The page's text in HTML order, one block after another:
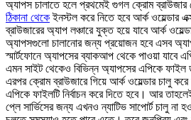
অ্যাপস চালাতে হলে প্রথমেই গুগল ক্রোম ব্রাউজার
ঠিকানা থেকেইনস্টল করে নিতে হবে আর্ক ওয়েল্ডার
ব্রাউজারের অ্যাপ লঞ্চারে যুক্ত হয়ে যাবে আর্ক
অ্যাপসগুলো চালানোর জন্য প্রয়োজন হবে এসব
স্মার্টফোনে অ্যাপসের ব্যাকআপ থেকে পাওয়া যাবে
এমন সাইট থেকেও বিভিন্ন অ্যাপসের এপিকে ফাইল
এরপর ক্রোম ব্রাউজারে গিয়ে আর্ক ওয়েল্ডার চালু করে
এপিকে ফাইলটি নির্বাচন করে দিতে হবে। আর
প্লে সার্ভিসের জন্য এখনও ন্যাটিভ সাপোর্ট চালু না